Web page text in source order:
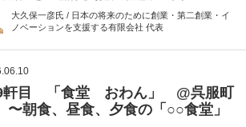
大久保一彦氏 / 日本の将来のために創業・第二創業・イ
ノベーションを支援する有限会社 代表
軒目 「食堂 おわん」 @呉服町
朝食、昼食、夕食の「○○食堂」